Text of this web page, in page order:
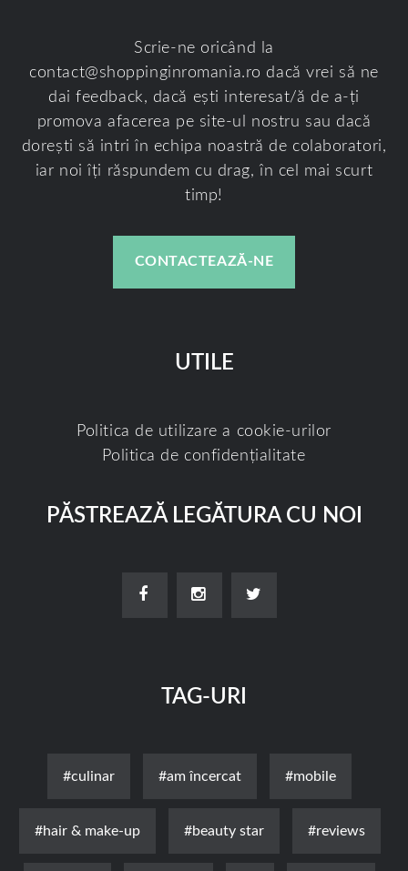
Scrie-ne oricând la
contact@shoppinginromania.ro dacă vrei să ne
dai feedback, dacă ești interesat/ă de a-ți
promova afacerea pe site-ul nostru sau dacă
dorești să intri în echipa noastră de colaboratori,
iar noi îți răspundem cu drag, în cel mai scurt
timp!
CONTACTEAZĂ-NE
UTILE
Politica de utilizare a cookie-urilor
Politica de confidențialitate
PĂSTREAZĂ LEGĂTURA CU NOI
TAG-URI
#culinar #am încercat #mobile
#hair & make-up #beauty star #reviews